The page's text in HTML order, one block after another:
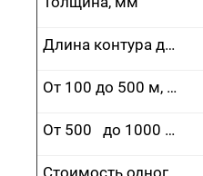
Длина контура до 100 м, руб.
От 100 до 500 м, руб.
От 500 до 1000 м, руб.
Стоимость одного врезания, руб.